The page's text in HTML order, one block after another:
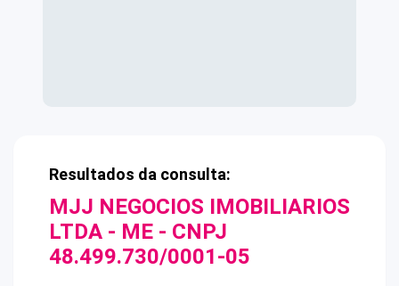
Resultados da consulta:
MJJ NEGOCIOS IMOBILIARIOS
LTDA - ME - CNPJ
48.499.730/0001-05